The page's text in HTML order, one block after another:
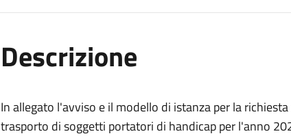
Descrizione
In allegato l'avviso e il modello di istanza per la
trasporto di soggetti portatori di handicap per l'anno